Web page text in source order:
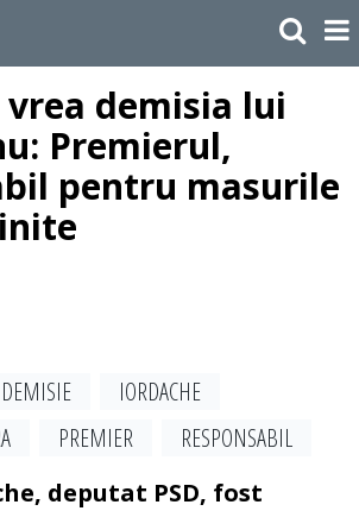
demisia lui
Premierul,
pentru masurile
DEMISIE
IORDACHE
PREMIER
RESPONSABIL
​deputat PSD, fost